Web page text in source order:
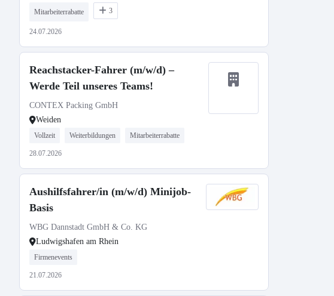
Mitarbeiterrabatte 3
24.07.2026
Reachstacker-Fahrer (m/w/d) –
Werde Teil unseres Teams!
CONTEX Packing GmbH
Weiden
Vollzeit Weiterbildungen Mitarbeiterrabatte
28.07.2026
Aushilfsfahrer/in (m/w/d) Minijob-
Basis
WBG Dannstadt GmbH & Co. KG
Ludwigshafen am Rhein
Firmenevents
21.07.2026